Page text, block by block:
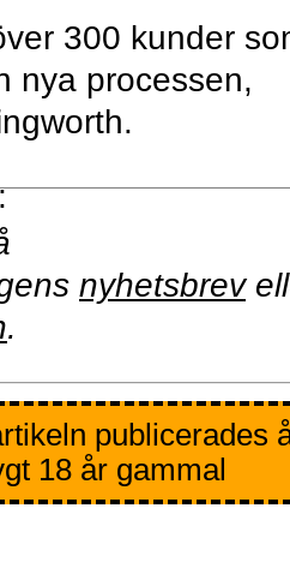
300 kunder
nya processen,
nyhetsbrev
.
publicerades
18 år gammal